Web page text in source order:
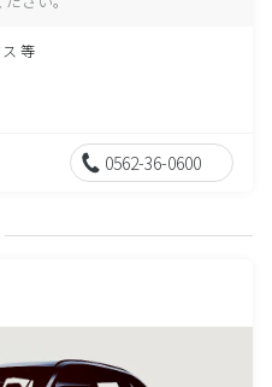
等
0562-36-0600